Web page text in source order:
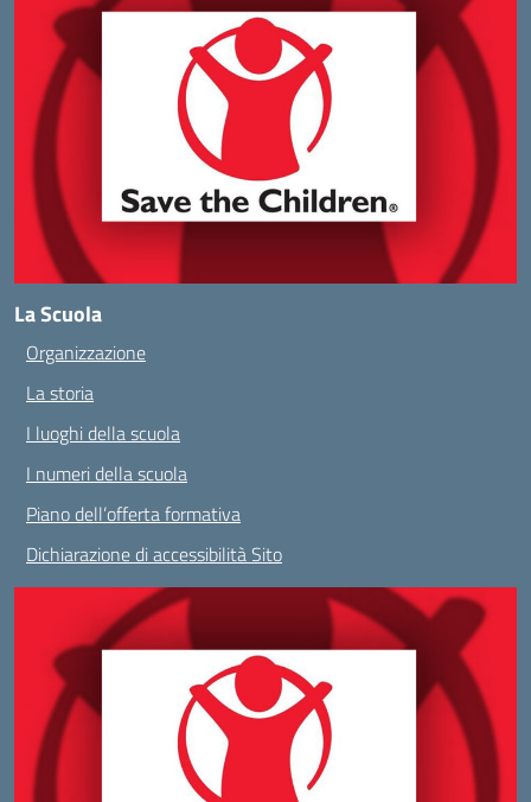
La Scuola
Organizzazione
La storia
I luoghi della scuola
I numeri della scuola
Piano dell’offerta formativa
Dichiarazione di accessibilità Sito